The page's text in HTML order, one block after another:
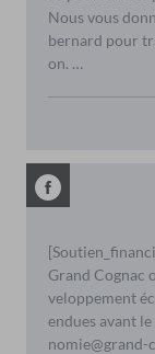
Nous vous
bernard pour
on. …
Grand Cognac
veloppement
endues avant
nomie@grand-